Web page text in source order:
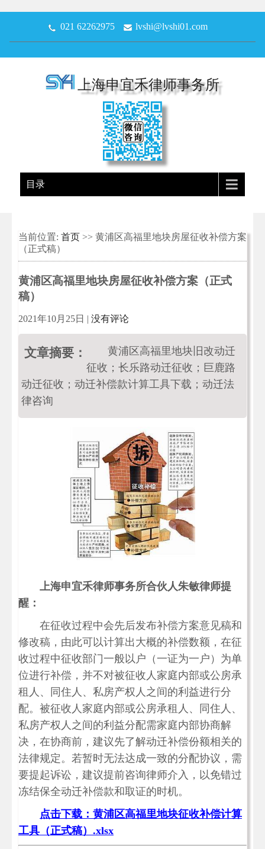
021 62262975 lvshi@lvshi01.com
上海申宜禾律师事务所
目录
当前位置: 首页 >> 黄浦区高福里地块房屋征收补偿方案
（正式稿）
黄浦区高福里地块房屋征收补偿方案（正式
稿）
2021年10月25日 | 没有评论
文章摘要：
黄浦区高福里地块旧改动迁
征收；长乐路动迁征收；巨鹿路
动迁征收；动迁补偿款计算工具下载；动迁法
律咨询
上海申宜禾律师事务所合伙人朱敏律师提
醒：
在征收过程中会先后发布补偿方案意见稿和
修改稿，由此可以计算出大概的补偿数额，在征
收过程中征收部门一般以户（一证为一户）为单
位进行补偿，并不对被征收人家庭内部或公房承
租人、同住人、私房产权人之间的利益进行分
配。被征收人家庭内部或公房承租人、同住人、
私房产权人之间的利益分配需家庭内部协商解
决，在协商前，建议先了解动迁补偿份额相关的
法律规定。若暂时无法达成一致的分配协议，需
要提起诉讼，建议提前咨询律师介入，以免错过
冻结保全动迁补偿款和取证的时机。
点击下载：黄浦区高福里地块征收补偿计算
工具（正式稿）.xlsx